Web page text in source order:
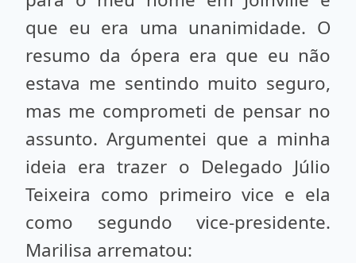
que eu era uma unanimidade. O
resumo da ópera era que eu não
estava me sentindo muito seguro,
mas me comprometi de pensar no
assunto. Argumentei que a minha
ideia era trazer o Delegado Júlio
Teixeira como primeiro vice e ela
como segundo vice-presidente.
Marilisa arrematou: